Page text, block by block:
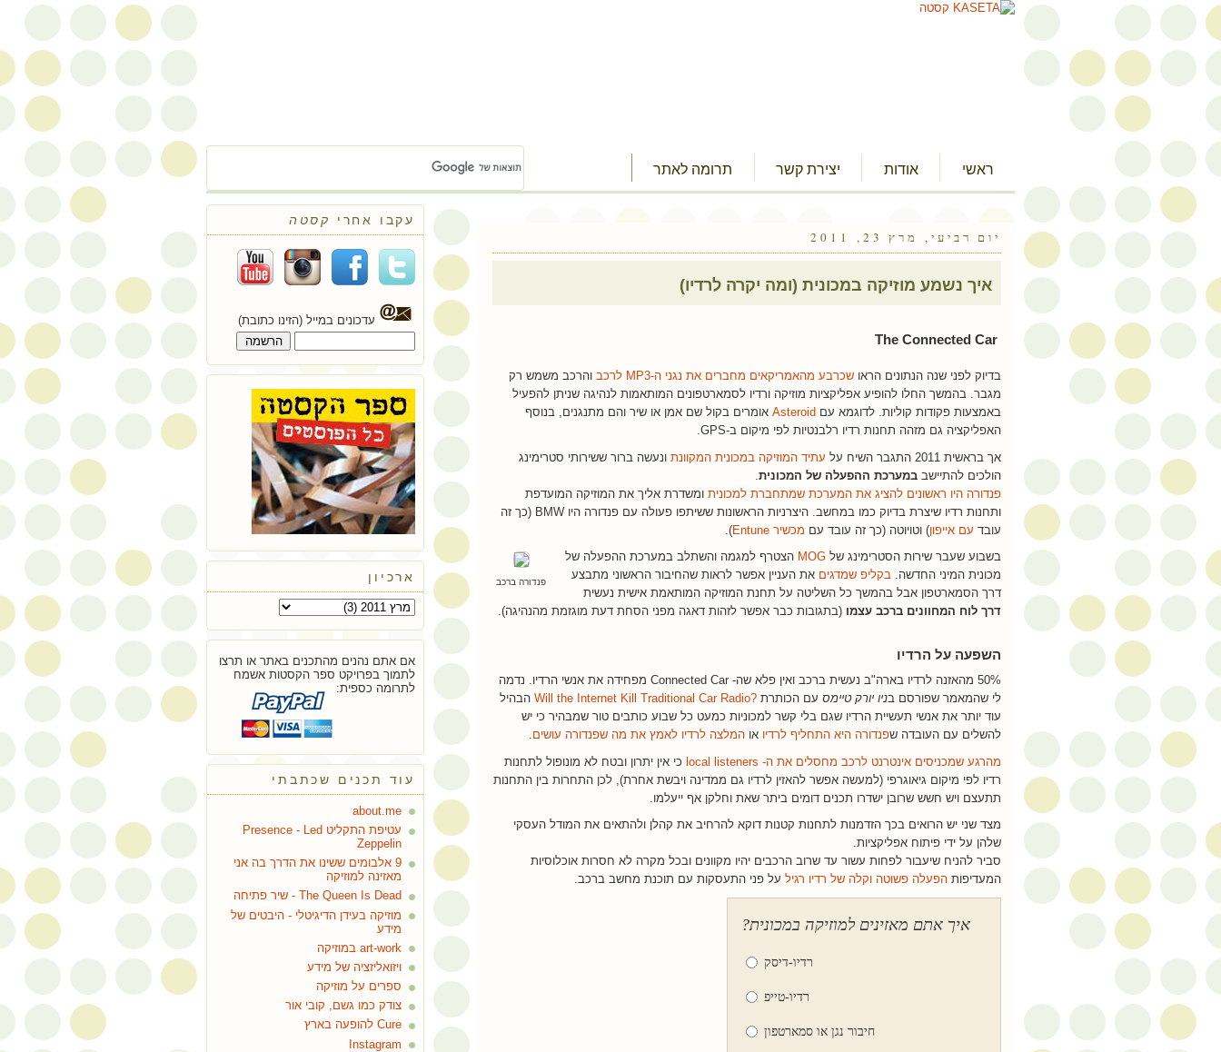
ראשי אודות יצירת קשר תרומה לאתר
יום רביעי, מרץ 23, 2011
איך נשמע מוזיקה במכונית (ומה יקרה לרדיו)
בדיוק לפני שנה הנתונים הראו שכרבע מהאמריקאים מחברים את נגני ה-MP3 לרכב והרכב משמש רק
מגבר. בהמשך החלו להופיע אפליקציות מוזיקה ורדיו לסמארטפונים המותאמות לנהיגה שניתן להפעיל
באמצעות פקודות קוליות. לדוגמא עם Asteroid אומרים בקול שם אמן או שיר והם מתנגנים, בנוסף
האפליקציה גם מזהה תחנות רדיו רלבנטיות לפי מיקום ב-GPS
אך בראשית 2011 התגבר השיח על
עתיד המוזיקה במכונית המקוונת ונעשה ברור ששירותי סטרימינג
הולכים להתיישב במערכת ההפעלה של המכונית
פנדורה היו ראשונים להציג את המערכת שמתחברת למכונית ומשדרת אליך את המוזיקה המועדפת
ותחנות רדיו שיצרת בדיוק כמו במחשב. היצרניות הראשונות ששיתפו פעולה עם פנדורה היו BMW (כך זה
עובד עם אייפון) וטויוטה (כך זה עובד עם מכשיר Entune
).
פנדורה ברכב
בשבוע שעבר שירות הסטרימינג של MOG הצטרף למגמה והשתלב במערכת ההפעלה של
מכונית המיני החדשה. בקליפ שמדגים את העניין אפשר לראות שהחיבור הראשוני מתבצע
דרך הסמארטפון אבל בהמשך כל השליטה על תחנת המוזיקה המותאמת אישית נעשית
דרך לוח המחוונים ברכב עצמו (בתגובות כבר אפשר לזהות דאגה מפני הסחת דעת מוגזמת מהנהיגה).
השפעה על הרדיו
50% מהאזנה לרדיו בארה"ב נעשית ברכב ואין פלא שה- Connected Car מפחידה את אנשי הרדיו. נדמה
לי שהמאמר שפורסם בניו יורק טיימס עם הכותרת Will the Internet Kill Traditional Car Radio? הבהיל
עוד יותר את אנשי תעשיית הרדיו שגם בלי קשר למכוניות כמעט כל שבוע כותבים טור שמבהיר כי יש
להשלים עם העובדה שפנדורה היא התחליף לרדיו או המלצה לרדיו לאמץ את מה שפנדורה עושים
מהרגע שמכניסים אינטרנט לרכב מחסלים את ה- local listeners כי אין יתרון ובטח לא מונופול לתחנות
רדיו לפי מיקום גיאוגרפי (למעשה אפשר להאזין לרדיו גם ממדינה ויבשת אחרת), לכן התחרות בין התחנות
תתעצם ויש חשש שרובן ישדרו תכנים דומים ביתר שאת וחלקן אף ייעלמו.
מצד שני יש הרואים בכך הזדמנות לתחנות קטנות דוקא להרחיב את קהלן ולהתאים את המודל העסקי
שלהן על ידי פיתוח אפליקציות.
סביר להניח שיעבור לפחות עשור עד שרוב הרכבים יהיו מקוונים ובכל מקרה לא חסרות אוכלוסיות
המעדיפות הפעלה פשוטה וקלה של רדיו רגיל על פני התעסקות עם תוכנת מחשב ברכב.
איך אתם מאזינים למוזיקה במכונית?
רדיו-דיסק
רדיו-טייפ
חיבור נגן או סמארטפון
עקבו אחרי קסטה
עדכונים במייל (הזינו כתובת)
ארכיון
אם אתם נהנים מהתכנים באתר או תרצו
לתמוך בפרויקט ספר הקסטות אשמח
לתרומה כספית:
עוד תכנים שכתבתי
about.me
עטיפת התקליט Presence - Led
Zeppelin
9 אלבומים ששינו את הדרך בה אני
מאזינה למוזיקה
The Queen Is Dead - שיר פתיחה
מוזיקה בעידן הדיגיטלי - היבטים של
מידע
art-work במוזיקה
ויזואליזציה של מידע
ספרים על מוזיקה
צודק כמו גשם, קובי אור
Cure להופעה בארץ
Instagram